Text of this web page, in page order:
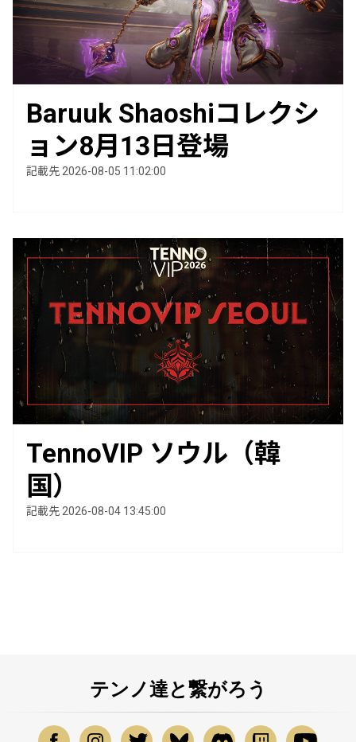
Baruuk Shaoshiコレクシ
ョン8月13日登場
記載先 2026-08-05 11:02:00
TennoVIP ソウル（韓
国）
記載先 2026-08-04 13:45:00
テンノ達と繋がろう